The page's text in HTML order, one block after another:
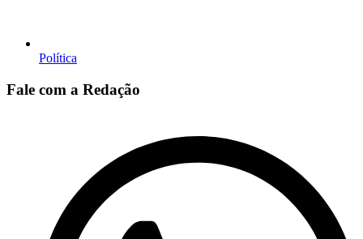
Política
Fale com a Redação